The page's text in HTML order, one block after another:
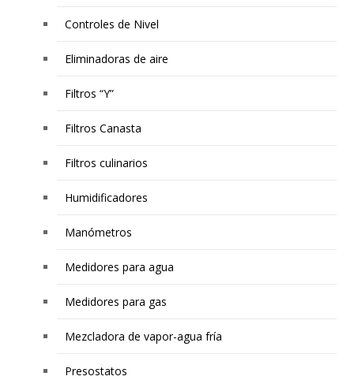
Controles de Nivel
Eliminadoras de aire
Filtros “Y”
Filtros Canasta
Filtros culinarios
Humidificadores
Manómetros
Medidores para agua
Medidores para gas
Mezcladora de vapor-agua fría
Presostatos